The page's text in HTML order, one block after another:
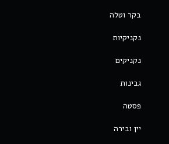
בקר וטלה
נקניקיות
נקניקים
גבינות
פסטה
יין ובירה